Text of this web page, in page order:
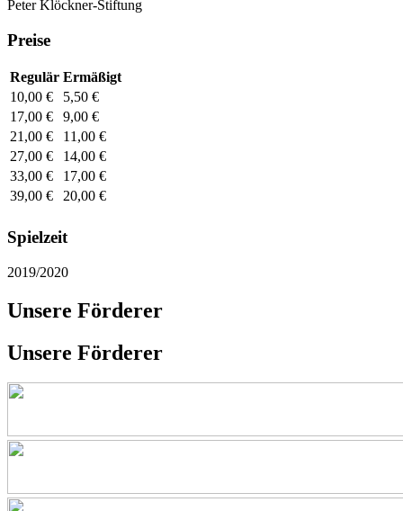
Peter Klöckner-Stiftung
Preise
Regulär Ermäßigt
10,00 €
5,50 €
17,00 €
9,00 €
21,00 €
11,00 €
27,00 €
14,00 €
33,00 €
17,00 €
39,00 €
20,00 €
Spielzeit
2019/2020
Unsere Förderer
Unsere Förderer